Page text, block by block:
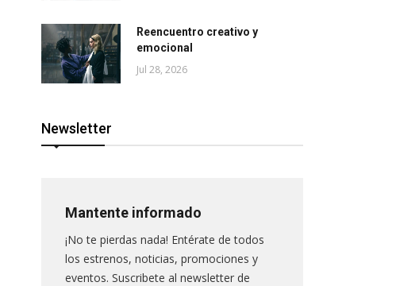
Reencuentro creativo y
emocional
Jul 28, 2026
Newsletter
Mantente informado
¡No te pierdas nada! Entérate de todos
los estrenos, noticias, promociones y
eventos. Suscribete al newsletter de